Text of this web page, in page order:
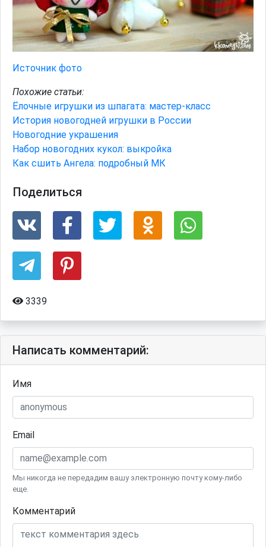
Источник фото
Похожие статьи:
Ёлочные игрушки из шпагата: мастер-класс
История новогодней игрушки в России
Новогодние украшения
Набор новогодних кукол: выкройка
Как сшить Ангела: подробный МК
Поделиться
3339
Написать комментарий:
Имя
Email
Мы никогда не передадим вашу электронную почту кому-либо
еще.
Комментарий